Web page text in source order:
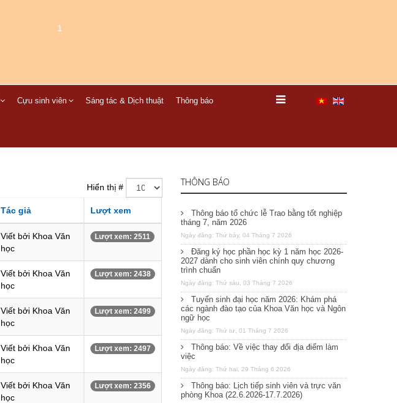
1
Cựu sinh viên Sáng tác & Dịch thuật Thông báo
Hiển thị #
Tác giả Lượt xem
Viết bởi Khoa Văn
học
Lượt xem: 2511
Viết bởi Khoa Văn
học
Lượt xem: 2438
Viết bởi Khoa Văn
học
Lượt xem: 2499
Viết bởi Khoa Văn
học
Lượt xem: 2497
Viết bởi Khoa Văn
học
Lượt xem: 2356
THÔNG BÁO
Thông báo tổ chức lễ Trao bằng tốt nghiệp
tháng 7, năm 2026
Ngày đăng: Thứ bảy, 04 Tháng 7 2026
Đăng ký học phần học kỳ 1 năm học 2026-
2027 dành cho sinh viên chính quy chương
trình chuẩn
Ngày đăng: Thứ sáu, 03 Tháng 7 2026
Tuyển sinh đại học năm 2026: Khám phá
các ngành đào tạo của Khoa Văn học và Ngôn
ngữ học
Ngày đăng: Thứ tư, 01 Tháng 7 2026
Thông báo: Về việc thay đổi địa điểm làm
việc
Ngày đăng: Thứ hai, 29 Tháng 6 2026
Thông báo: Lịch tiếp sinh viên và trực văn
phòng Khoa (22.6.2026-17.7.2026)